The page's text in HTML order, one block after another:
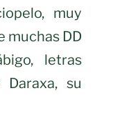
muy
muchas DD
letras
su